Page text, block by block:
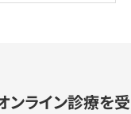
ンライン診療を